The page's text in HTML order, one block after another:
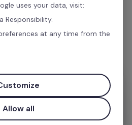
enviarte toda la
integración.
uses your data, visit:
Responsibility.
at any time from the
Allow all